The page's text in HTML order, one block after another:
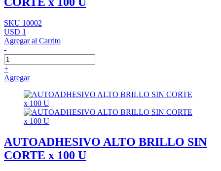
SKU 10002
USD 1
Agregar al Carrito
-
+
Agregar
AUTOADHESIVO ALTO BRILLO SIN
CORTE x 100 U